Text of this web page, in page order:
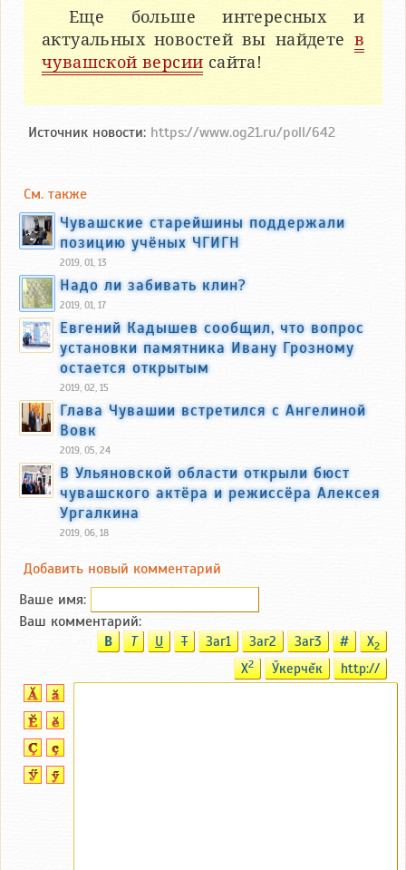
Еще больше интересных и
актуальных новостей вы найдете в
чувашской версии сайта!
Источник новости: https://www.og21.ru/poll/642
См. также
Чувашские старейшины поддержали
позицию учёных ЧГИГН
2019, 01, 13
Надо ли забивать клин?
2019, 01, 17
Евгений Кадышев сообщил, что вопрос
установки памятника Ивану Грозному
остается открытым
2019, 02, 15
Глава Чувашии встретился с Ангелиной
Вовк
2019, 05, 24
В Ульяновской области открыли бюст
чувашского актёра и режиссёра Алексея
Ургалкина
2019, 06, 18
Добавить новый комментарий
Ваше имя:
Ваш комментарий:
B T U T Заг1 Заг2 Заг3 # X2
X2 Ӳкерчĕк http://